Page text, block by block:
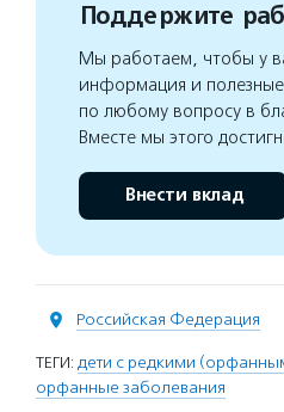
Поддержите
Мы работаем, чтобы у
информация и
по любому вопросу в
Вместе мы этого
Внести вклад
Российская Федерация
ТЕГИ: дети с редкими
орфанные заболевания